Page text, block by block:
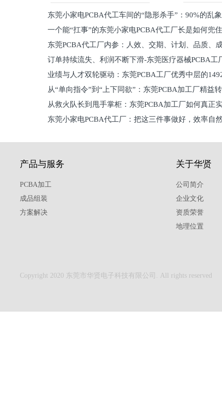
东莞小家电PCBA代工车间的“隐形杀手”：90%的乱
员工一个能“扛事”的东莞小家电PCBA代工厂长是如何兜
东莞PCBA代工厂内参：人效、交期、计划、品质
维锁客法则
订单持续流失、利润不断下滑-东莞医疗器械PCBA工
理死穴必须堵住
业绩与人才双轮驱动：东莞PCBA工厂优秀中层的
从“单向指令”到“上下同欲”：东莞PCBA加工厂精益
关键从救火队长到甩手掌柜：东莞PCBA加工厂如何真正
东莞小家电PCBA代工厂：把这三件事做好，效率自
产品与服务
PCBA加工
成品组装
方案解决
关于华贤
公司简介
企业文化
资质荣誉
地理位置
Copyright 2020 东莞市华贤电子科技有限公司. All rights reserved